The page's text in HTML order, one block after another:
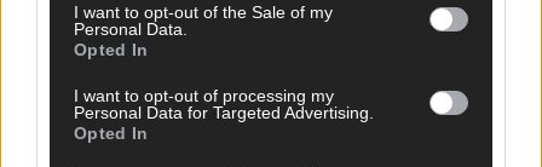
I want to opt-out of the Sale of my
Personal Data.
Opted In
I want to opt-out of processing my
Personal Data for Targeted Advertising.
Opted In
DIREKT ZUM THEMA
Politik & Co